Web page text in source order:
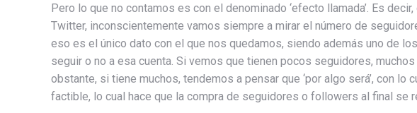
Pero lo que no contamos es con el denominado ‘efecto llamada’. Es
Twitter, inconscientemente vamos siempre a mirar el número de
eso es el único dato con el que nos quedamos, siendo además uno de
seguir o no a esa cuenta. Si vemos que tienen pocos seguidores,
obstante, si tiene muchos, tendemos a pensar que ‘por algo será’, con lo
factible, lo cual hace que la compra de seguidores o followers al final se